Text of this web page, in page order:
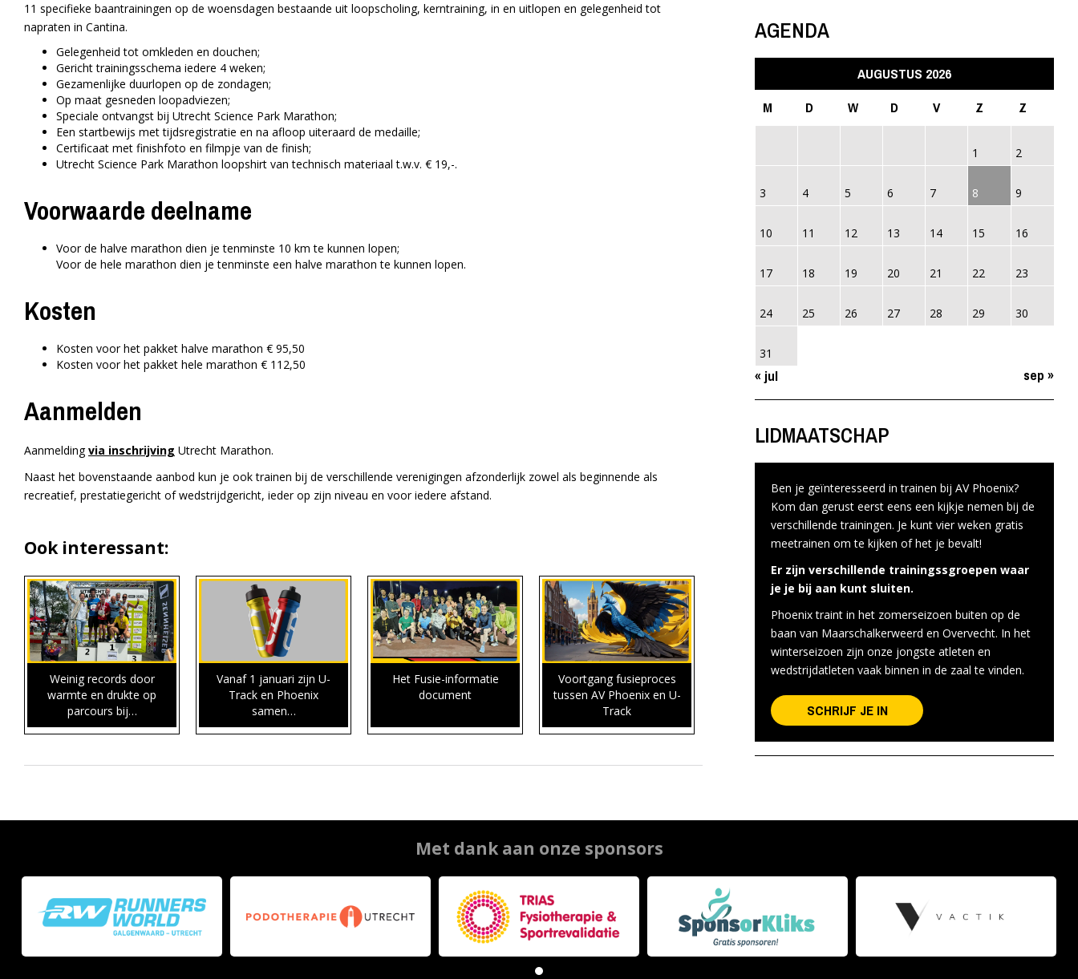
11 specifieke baantrainingen op de woensdagen bestaande uit loopscholing, kerntraining, in en uitlopen en gelegenheid tot
napraten in Cantina.
Gelegenheid tot omkleden en douchen;
Gericht trainingsschema iedere 4 weken;
Gezamenlijke duurlopen op de zondagen;
Op maat gesneden loopadviezen;
Speciale ontvangst bij Utrecht Science Park Marathon;
Een startbewijs met tijdsregistratie en na afloop uiteraard de medaille;
Certificaat met finishfoto en filmpje van de finish;
Utrecht Science Park Marathon loopshirt van technisch materiaal t.w.v. € 19,-.
Voorwaarde deelname
Voor de halve marathon dien je tenminste 10 km te kunnen lopen;
Voor de hele marathon dien je tenminste een halve marathon te kunnen lopen.
Kosten
Kosten voor het pakket halve marathon € 95,50
Kosten voor het pakket hele marathon € 112,50
Aanmelden
Aanmeldingvia inschrijving Utrecht Marathon.
Naast het bovenstaande aanbod kun je ook trainen bij de verschillende verenigingen afzonderlijk zowel als beginnende als
recreatief, prestatiegericht of wedstrijdgericht, ieder op zijn niveau en voor iedere afstand.
Ook interessant:
Weinig records door
warmte en drukte op
parcours bij…
Vanaf 1 januari zijn U-
Track en Phoenix
samen…
Het Fusie-informatie
document
Voortgang fusieproces
tussen AV Phoenix en U-
Track
AGENDA
AUGUSTUS 2026
M
D W D V Z Z
1 2
3 4 5 6 7 8 9
10 11 12 13 14 15 16
17 18 19 20 21 22 23
24 25 26 27 28 29 30
31
« jul sep »
LIDMAATSCHAP
Ben je geïnteresseerd in trainen bij AV Phoenix?
Kom dan gerust eerst eens een kijkje nemen bij de
verschillende trainingen. Je kunt vier weken gratis
meetrainen om te kijken of het je bevalt!
Er zijn verschillende trainingssgroepen waar
je je bij aan kunt sluiten.
Phoenix traint in het zomerseizoen buiten op de
baan van Maarschalkerweerd en Overvecht. In het
winterseizoen zijn onze jongste atleten en
wedstrijdatleten vaak binnen in de zaal te vinden.
SCHRIJF JE IN
Met dank aan onze sponsors